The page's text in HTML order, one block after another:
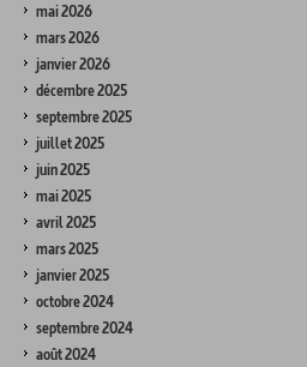
mai 2026
mars 2026
janvier 2026
décembre 2025
septembre 2025
juillet 2025
juin 2025
mai 2025
avril 2025
mars 2025
janvier 2025
octobre 2024
septembre 2024
août 2024